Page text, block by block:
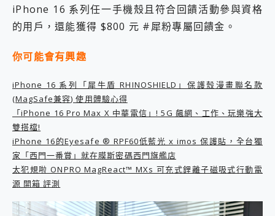
您的專屬AI 助手 Yoga Slim 7 Aura Edition 觸控AI筆電 開箱 評測
realme 14 Pro 超硬軍規、冰感變色實測，realme 14 5G 遊戲戰鬥值爆表，效能x娛樂全都要！
iPhone、Apple Watch、AirPods耳機 三個設備充電一起搞定 ONPRO MagReact™ M3 3 in 1可攜摺疊無線充電器 開箱 評測
給 MSI Claw 系列電競掌機 最完美的家 MSI Nest Docking Station 掌機專屬擴充底座 開箱 評測
2億 APO蔡司長焦神機降臨~ vivo X200 Pro、vivo X200 就是這麼好拍
3 個超值 MHN 飛人工具分享~~ iToolab AnyGo 魔物獵人 Now飛人 ios教學 不出門也可以到處走
Locawhere AnyTo 寶可夢飛人 AnyTo 不出門也可以飛遍全世界
小體積 40000mAh 超大容量 一次充5個設備 充好充滿 CUKTECH 酷態科 300W 微型充電站 開箱 評測
全新 SONY Xperia 1 VI 開箱! 相機實測! 長焦覆蓋更遠更清晰、2日長續航、頂尖影音娛樂效能~
iPhone 16 系列任一手機殼且符合回饋活動參與資格
的用戶，還能獲得 $800 元 #犀粉專屬回饋金。
你可能會有興趣
iPhone 16 系列「犀牛盾 RHINOSHIELD」保護殼漫畫聯名款
(MagSafe兼容) 使用體驗心得
「iPhone 16 Pro Max X 中華電信」! 5G 飆網、工作、玩樂強大
雙搭檔!
iPhone 16的Eyesafe ® RPF60低藍光 x imos 保護貼，全台獨
家「西門一番賞」就在膜斯密碼西門旗艦店
太犯規啦 ONPRO MagReact™ MXs 可充式鋰離子磁吸式行動電
源 開箱 評測